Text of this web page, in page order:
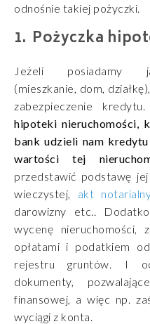
odnośnie takiej pożyczki.
Pożyczka
Jeżeli posiadamy
(mieszkanie, dom,
zabezpieczenie
hipoteki nieruchomości,
bank udzieli nam
wartości tej
przedstawić podstawę
wieczystej, akt
darowizny etc..
wycenę nieruchomości,
opłatami i podatkiem
rejestru gruntów. I
dokumenty,
finansowej, a więc np.
wyciągi z konta.